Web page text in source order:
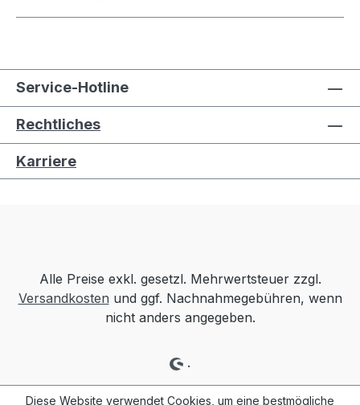
Service-Hotline
Rechtliches
Karriere
Alle Preise exkl. gesetzl. Mehrwertsteuer zzgl.
Versandkosten und ggf. Nachnahmegebühren, wenn
nicht anders angegeben.
.
Diese Website verwendet Cookies, um eine bestmögliche